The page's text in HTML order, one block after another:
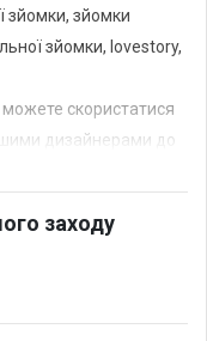
зйомки, зйомки
зйомки, lovestory,
скористатися
дизайнерами до
заходу